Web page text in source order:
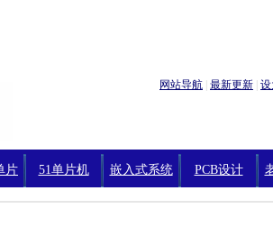
网站导航 最新更新
片 51单片机 嵌入式系统 PCB设计